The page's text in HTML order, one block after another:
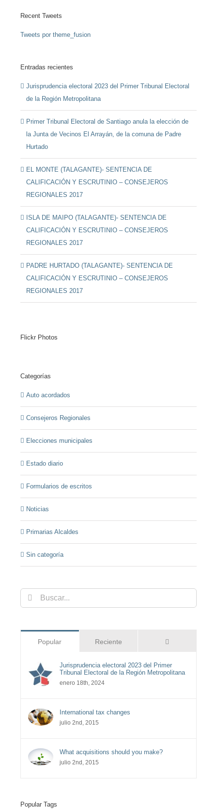
Recent Tweets
Tweets por theme_fusion
Entradas recientes
Jurisprudencia electoral 2023 del Primer Tribunal Electoral
de la Región Metropolitana
Primer Tribunal Electoral de Santiago anula la elección de
la Junta de Vecinos El Arrayán, de la comuna de Padre
Hurtado
EL MONTE (TALAGANTE)- SENTENCIA DE
CALIFICACIÓN Y ESCRUTINIO – CONSEJEROS
REGIONALES 2017
ISLA DE MAIPO (TALAGANTE)- SENTENCIA DE
CALIFICACIÓN Y ESCRUTINIO – CONSEJEROS
REGIONALES 2017
PADRE HURTADO (TALAGANTE)- SENTENCIA DE
CALIFICACIÓN Y ESCRUTINIO – CONSEJEROS
REGIONALES 2017
Flickr Photos
Categorías
Auto acordados
Consejeros Regionales
Elecciones municipales
Estado diario
Formularios de escritos
Noticias
Primarias Alcaldes
Sin categoría
Buscar:
Popular Reciente
Jurisprudencia electoral 2023 del Primer
Tribunal Electoral de la Región Metropolitana
enero 18th, 2024
International tax changes
julio 2nd, 2015
What acquisitions should you make?
julio 2nd, 2015
Popular Tags